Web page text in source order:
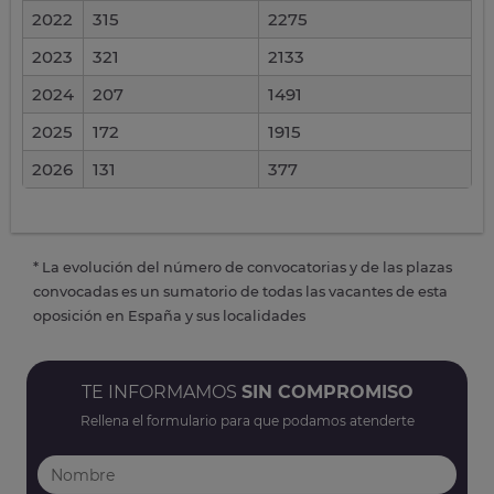
2022 315
2275
2023
321
2133
2024
207
1491
2025
172
1915
2026
131 377
* La evolución del número de convocatorias y de las plazas
convocadas es un sumatorio de todas las vacantes de esta
oposición en España y sus localidades
TE INFORMAMOS SIN COMPROMISO
Rellena el formulario para que podamos atenderte